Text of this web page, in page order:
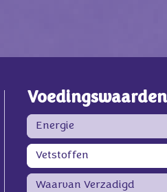
Voedingswaarden
Energie
Vetstoffen
Waarvan Verzadigd